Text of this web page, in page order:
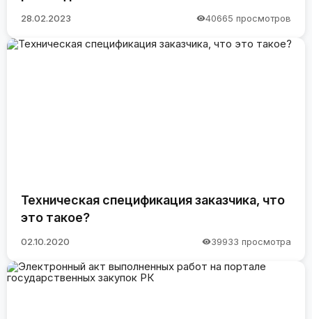
28.02.2023 40665 просмотров
Техническая спецификация заказчика, что
это такое?
02.10.2020 39933 просмотра